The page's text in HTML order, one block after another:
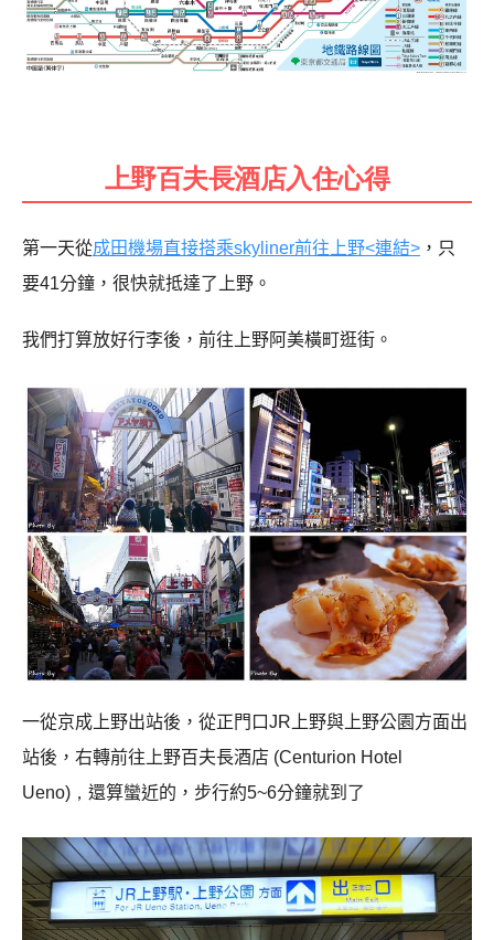
上野百夫長酒店入住心得
第一天從成田機場直接搭乘skyliner前往上野<連結> ，只
要41分鐘，很快就抵達了上野。
我們打算放好行李後，前往上野阿美橫町逛街。
一從京成上野出站後，從正門口JR上野與上野公園方面出
站後，右轉前往上野百夫長酒店 (Centurion Hotel
Ueno)， 還算蠻近的，步行約5~6分鐘就到了